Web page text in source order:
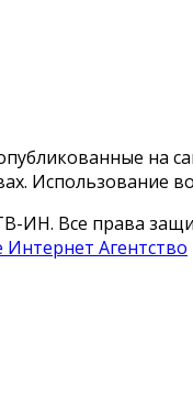
на
Использование
ИН. Все права
Интернет Агентство